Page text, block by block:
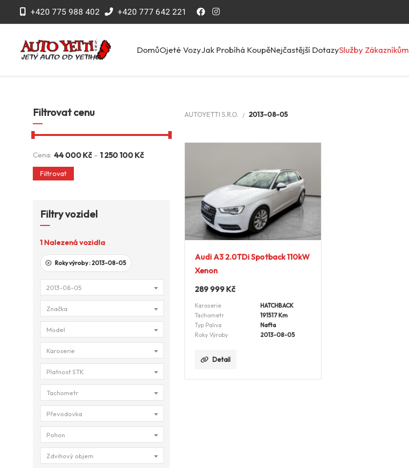
+420 775 988 402 +420 777 642 221
DomůOjeté VozyJak Probíhá KoupěNejčastější DotazySlužby Zákazníkům
Filtrovat cenu
Cena: 44 000 Kč - 1 250 100 Kč
Filtrovat
Filtry vozidel
1 Nalezená vozidla
Roky výroby : 2013-08-05
2013-08-05
Značka
Model
Karoserie
Platnost STK
Tachometr
Převodovka
Pohon
Zdvihový objem
AUTOYETTI S.R.O. 2013-08-05
Audi A3 2.0TDi Spotback 110kW
Xenon
289 999 Kč
Karoserie
HATCHBACK
Tachometr
191517 Km
Typ Paliva
Nafta
Roky Výroby
2013-08-05
Detail